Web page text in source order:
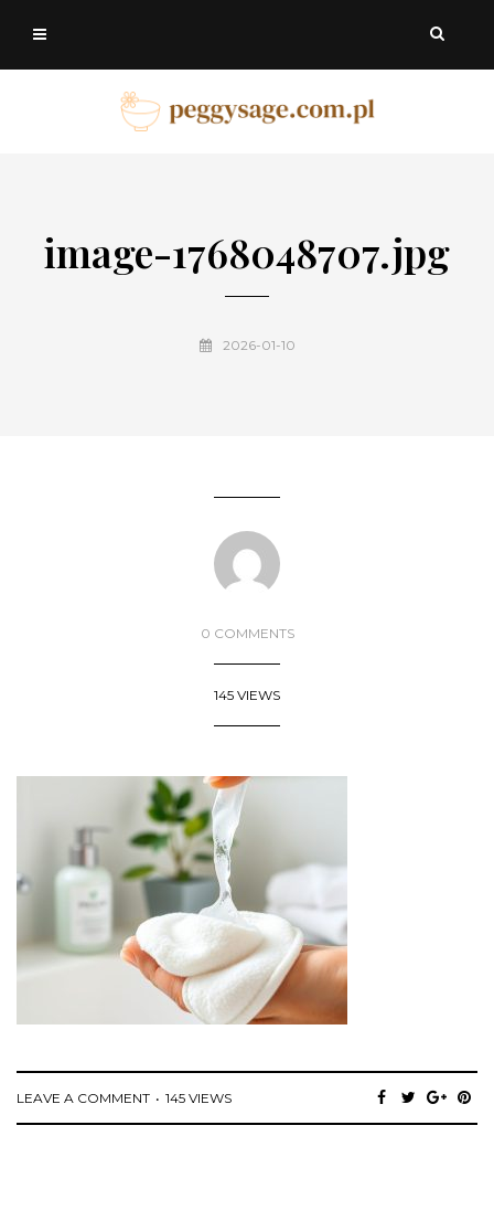
image-1768048707.jpg
2026-01-10
0 COMMENTS
145 VIEWS
LEAVE A COMMENT 145 VIEWS